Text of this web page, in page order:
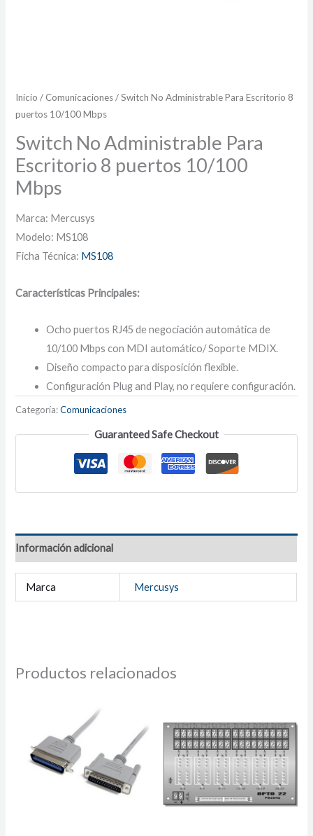
Inicio / Comunicaciones/ Switch No Administrable Para Escritorio 8
puertos 10/100 Mbps
Switch No Administrable Para
Escritorio 8 puertos 10/100
Mbps
Marca: Mercusys
Modelo: MS108
Ficha Técnica: MS108
Características Principales:
Ocho puertos RJ45 de negociación automática de
10/100 Mbps con MDI automático/ Soporte MDIX.
Diseño compacto para disposición flexible.
Configuración Plug and Play, no requiere configuración.
Categoría:Comunicaciones
Guaranteed Safe Checkout
Información adicional
Marca Mercusys
Productos relacionados